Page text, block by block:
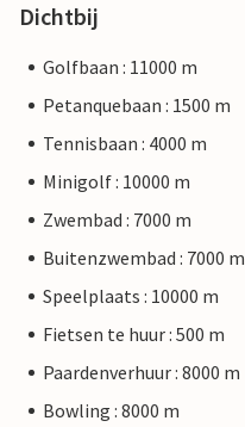
Dichtbij
Golfbaan : 11000 m
Petanquebaan : 1500 m
Tennisbaan : 4000 m
Minigolf : 10000 m
Zwembad : 7000 m
Buitenzwembad : 7000 m
Speelplaats : 10000 m
Fietsen te huur : 500 m
Paardenverhuur : 8000 m
Bowling : 8000 m